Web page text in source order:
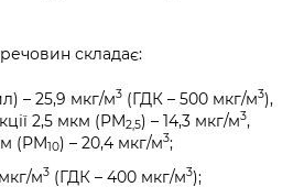
складає:
– 25,9 мкг/м3 (ГДК – 500 мкг/м3),
2,5 мкм (PM2,5) – 14,3 мкг/м3,
(PM10) – 20,4 мкг/м3;
м3 (ГДК – 400 мкг/м3);